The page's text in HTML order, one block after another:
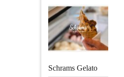
Schrams Gelato